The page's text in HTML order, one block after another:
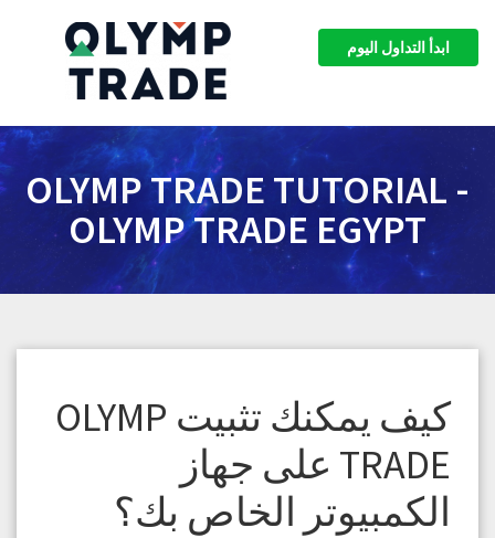
ابدأ التداول اليوم
OLYMP TRADE TUTORIAL -
OLYMP TRADE EGYPT
كيف يمكنك تثبيت OLYMP
TRADE على جهاز
الكمبيوتر الخاص بك؟